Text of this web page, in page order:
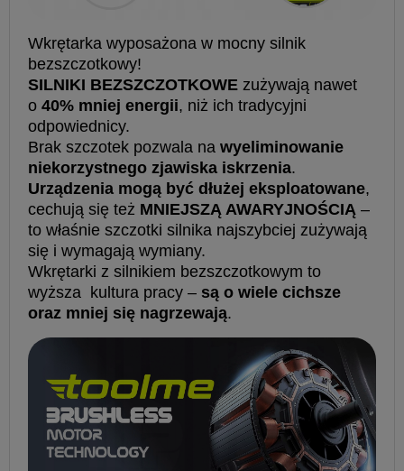
Wkrętarka wyposażona w mocny silnik
bezszczotkowy!
SILNIKI BEZSZCZOTKOWE zużywają nawet
o 40% mniej energii, niż ich tradycyjni
odpowiednicy.
Brak szczotek pozwala na wyeliminowanie
niekorzystnego zjawiska iskrzenia.
Urządzenia mogą być dłużej eksploatowane,
cechują się też MNIEJSZĄ AWARYJNOŚCIĄ –
to właśnie szczotki silnika najszybciej zużywają
się i wymagają wymiany.
Wkrętarki z silnikiem bezszczotkowym to
wyższa kultura pracy – są o wiele cichsze
oraz mniej się nagrzewają.